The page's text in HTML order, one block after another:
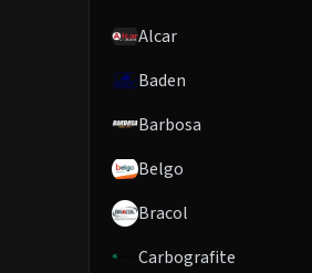
Alcar
Baden
Barbosa
Belgo
Bracol
Carbografite